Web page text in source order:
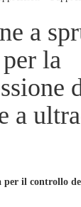
a
la
a
per il controllo